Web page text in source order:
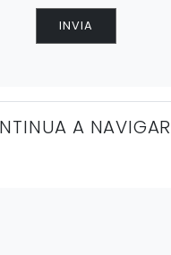
INVIA
A